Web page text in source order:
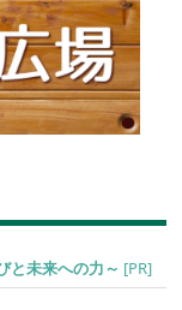
と未来への力～ [PR]